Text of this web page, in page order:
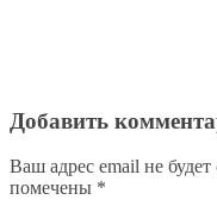
Добавить
Ваш адрес email не
помечены *